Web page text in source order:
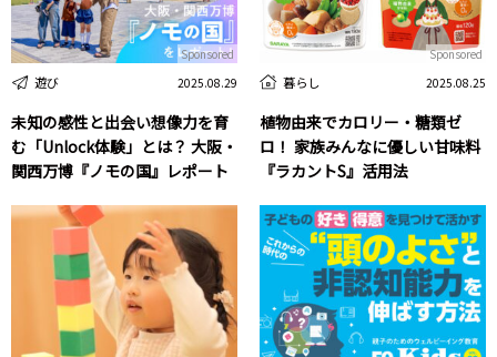
遊び 2025.08.29
未知の感性と出会い想像力を育
む「Unlock体験」とは？ 大阪・
関西万博『ノモの国』レポート
Sponsored
暮らし 2025.08.25
植物由来でカロリー・糖類ゼ
ロ！ 家族みんなに優しい甘味料
『ラカントS』活用法
Sponsored